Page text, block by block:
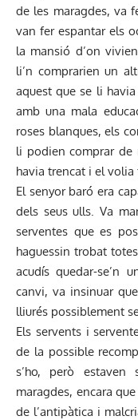
de les maragdes, va
van fer espantar els
la mansió d’on
li’n comprarien un
aquest que se li
amb una mala
roses blanques, els
li podien comprar de
havia trencat i el volia
El senyor baró era
dels seus ulls. Va
serventes que es
haguessin trobat
acudís quedar-se’n
canvi, va insinuar
lliurés possiblement
Els servents i
de la possible
s’ho, però
maragdes, encara
de l’antipàtica i